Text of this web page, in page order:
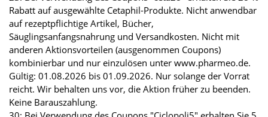
Rabatt auf ausgewählte Cetaphil-Produkte. Nicht anwendbar
auf rezeptpflichtige Artikel, Bücher,
Säuglingsanfangsnahrung und Versandkosten. Nicht mit
anderen Aktionsvorteilen (ausgenommen Coupons)
kombinierbar und nur einzulösen unter www.pharmeo.de.
Gültig: 01.08.2026 bis 01.09.2026. Nur solange der Vorrat
reicht. Wir behalten uns vor, die Aktion früher zu beenden.
Keine Barauszahlung.